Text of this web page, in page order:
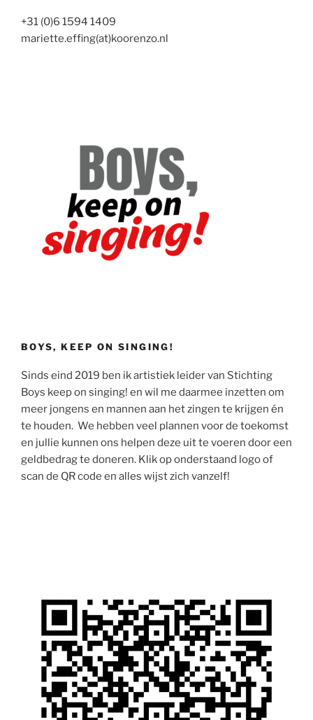
+31 (0)6 1594 1409
mariette.effing(at)koorenzo.nl
BOYS, KEEP ON SINGING!
Sinds eind 2019 ben ik artistiek leider van Stichting
Boys keep on singing! en wil me daarmee inzetten om
meer jongens en mannen aan het zingen te krijgen én
te houden. We hebben veel plannen voor de toekomst
en jullie kunnen ons helpen deze uit te voeren door een
geldbedrag te doneren. Klik op onderstaand logo of
scan de QR code en alles wijst zich vanzelf!